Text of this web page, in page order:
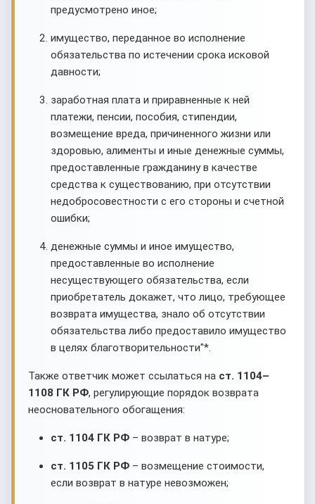
предусмотрено иное;
имущество, переданное во исполнение
обязательства по истечении срока исковой
давности;
заработная плата и приравненные к ней
платежи, пенсии, пособия, стипендии,
возмещение вреда, причиненного жизни или
здоровью, алименты и иные денежные суммы,
предоставленные гражданину в качестве
средства к существованию, при отсутствии
недобросовестности с его стороны и счетной
ошибки;
денежные суммы и иное имущество,
предоставленные во исполнение
несуществующего обязательства, если
приобретатель докажет, что лицо, требующее
возврата имущества, знало об отсутствии
обязательства либо предоставило имущество
в целях благотворительности"*.
Также ответчик может ссылаться на ст. 1104–
1108 ГК РФ, регулирующие порядок возврата
неосновательного обогащения:
ст. 1104 ГК РФ – возврат в натуре;
ст. 1105 ГК РФ – возмещение стоимости,
если возврат в натуре невозможен;